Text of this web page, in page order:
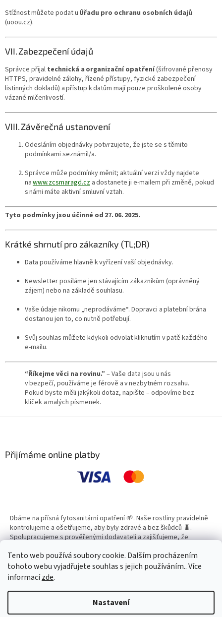
Tento web používá soubory cookie. Dalším procházením
tohoto webu vyjadřujete souhlas s jejich používáním.. Více
informacízde.
Nastavení
Stížnost můžete podat u Úřadu pro ochranu osobních údajů
(uoou.cz).
VII. Zabezpečení údajů
Správce přijal technická a organizační opatření(šifrované přenosy
HTTPS, pravidelné zálohy, řízené přístupy, fyzické zabezpečení
listinných dokladů) a přístup k datům mají pouze proškolené osoby
vázané mlčenlivostí.
VIII. Závěrečná ustanovení
Odesláním objednávky potvrzujete, že jste se s těmito
podmínkami seznámil/a.
Správce může podmínky měnit; aktuální verzi vždy najdete
nawww.zcsmaragd.cz a dostanete ji e‑mailem při změně, pokud
s námi máte aktivní smluvní vztah.
Tyto podmínky jsou účinné od 27. 06. 2025.
Krátké shrnutí pro zákazníky (TL;DR)
Data používáme hlavně k vyřízení vaší objednávky.
Newsletter posíláme jen stávajícím zákazníkům (oprávněný
zájem) nebo na základě souhlasu.
Vaše údaje nikomu „neprodáváme“. Dopravci a platební brána
dostanou jen to, co nutně potřebují.
Svůj souhlas můžete kdykoli odvolat kliknutím v patě každého
e‑mailu.
“Říkejme věci na rovinu.” – Vaše data jsou u nás
v bezpečí, používáme je férově a v nezbytném rozsahu.
Pokud byste měli jakýkoli dotaz, napište – odpovíme bez
kliček a malých písmenek.
Přijímáme online platby
Dbáme na přísná fytosanitární opatření 🌱. Naše rostliny pravidelně
kontrolujeme a ošetřujeme, aby byly zdravé a bez škůdců 🐛.
Spolupracujeme s prověřenými dodavateli a zajišťujeme, že